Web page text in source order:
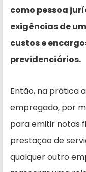
como pessoa
exigências de
custos e
previdenciários.
Então, na prática
empregado, por
para emitir notas
prestação de
qualquer outro